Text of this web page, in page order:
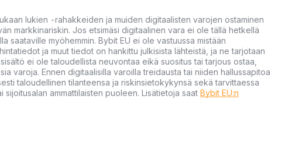
lukien -rahakkeiden ja muiden digitaalisten varojen ostaminen
markkinariskin. Jos etsimäsi digitaalinen vara ei ole tällä hetkellä
saataville myöhemmin. Bybit EU ei ole vastuussa mistään
ja muut tiedot on hankittu julkisista lähteistä, ja ne tarjotaan
ei ole taloudellista neuvontaa eikä suositus tai tarjous ostaa,
varoja. Ennen digitaalisilla varoilla treidausta tai niiden hallussapitoa
taloudellinen tilanteensa ja riskinsietokykynsä sekä tarvittaessa
ammattilaisten puoleen. Lisätietoja saat Bybit EU:n